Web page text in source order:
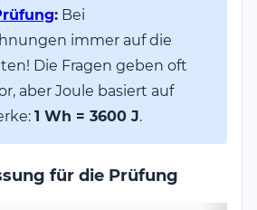
: Bei
immer auf die
Die Fragen geben oft
aber Joule basiert auf
1 Wh = 3600 J.
für die Prüfung